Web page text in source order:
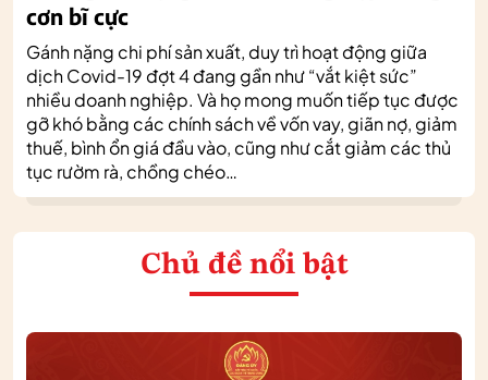
cơn bĩ cực
Gánh nặng chi phí sản xuất, duy trì hoạt động giữa
dịch Covid-19 đợt 4 đang gần như “vắt kiệt sức”
nhiều doanh nghiệp. Và họ mong muốn tiếp tục được
gỡ khó bằng các chính sách về vốn vay, giãn nợ, giảm
thuế, bình ổn giá đầu vào, cũng như cắt giảm các thủ
tục rườm rà, chồng chéo…
Chủ đề nổi bật